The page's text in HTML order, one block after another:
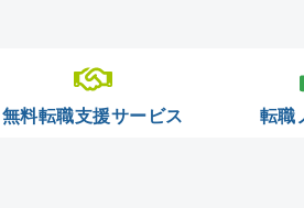
無料転職支援サービス 転職